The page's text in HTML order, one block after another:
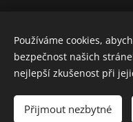
Vytvořeno
Používáme cookies,
bezpečnost našich
nejlepší zkušenost při
Přijmout nezbytné